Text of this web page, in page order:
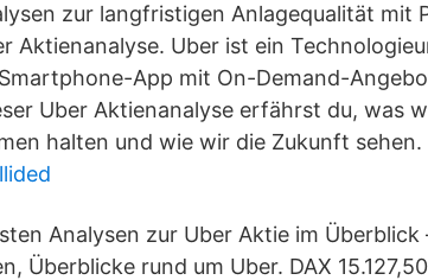
zur langfristigen Anlagequalität mit
Aktienanalyse. Uber ist ein
App mit On-Demand-
Uber Aktienanalyse erfährst du, was
halten und wie wir die Zukunft sehen.
Analysen zur Uber Aktie im Überblick
Überblicke rund um Uber. DAX